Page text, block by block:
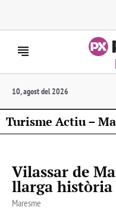
10, agost del 2026
Turisme Actiu –
Vilassar de
llarga història
Maresme